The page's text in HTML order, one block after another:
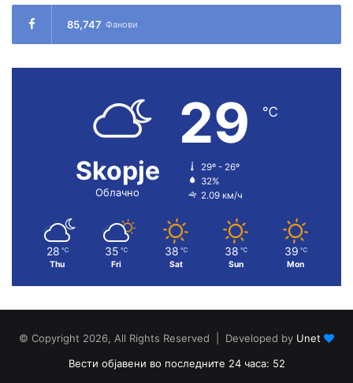
85,747 Фанови
Skopje
Облачно
29 ℃
29º - 26º
32%
2.09 км/ч
28 ℃
Thu
35 ℃
Fri
38 ℃
Sat
38 ℃
Sun
39 ℃
Mon
© Copyright 2026, All Rights Reserved | Developed by Unet
Вести објавени во последните 24 часа: 52